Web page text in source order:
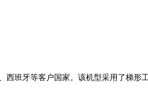
班牙等客户国家。该机型采用了梯